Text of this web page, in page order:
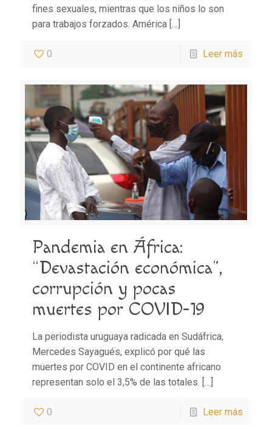
fines sexuales, mientras que los niños lo son
para trabajos forzados. América […]
0 Leer más
Pandemia en África:
“Devastación económica”,
corrupción y pocas
muertes por COVID-19
La periodista uruguaya radicada en Sudáfrica,
Mercedes Sayagués, explicó por qué las
muertes por COVID en el continente africano
representan solo el 3,5% de las totales. […]
0 Leer más